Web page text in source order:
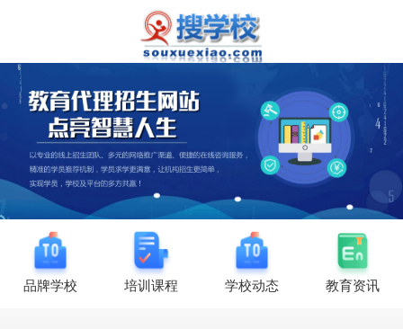
品牌学校 培训课程 学校动态 教育资讯